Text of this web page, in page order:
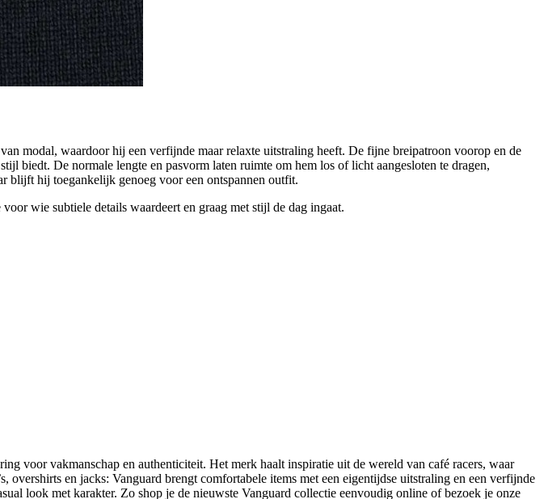
modal, waardoor hij een verfijnde maar relaxte uitstraling heeft. De fijne breipatroon voorop en de
biedt. De normale lengte en pasvorm laten ruimte om hem los of licht aangesloten te dragen,
blijft hij toegankelijk genoeg voor een ontspannen outfit.
wie subtiele details waardeert en graag met stijl de dag ingaat.
voor vakmanschap en authenticiteit. Het merk haalt inspiratie uit de wereld van café racers, waar
en jacks: Vanguard brengt comfortabele items met een eigentijdse uitstraling en een verfijnde
look met karakter. Zo shop je de nieuwste Vanguard collectie eenvoudig online of bezoek je onze